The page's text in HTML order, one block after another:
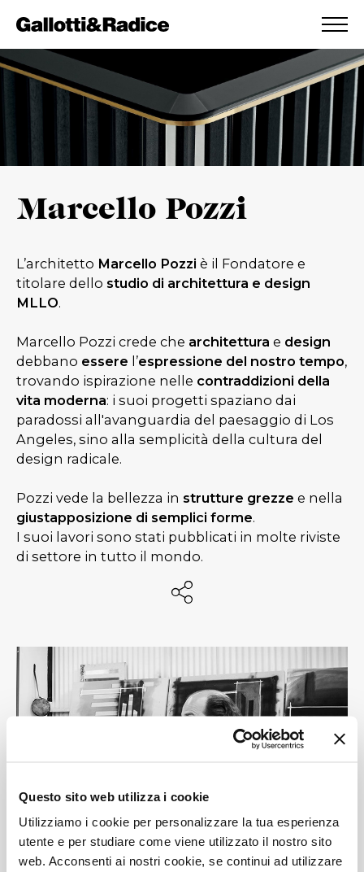
Questo sito web utilizza i cookie
Utilizziamo i cookie per personalizzare la tua esperienza
utente e per studiare come viene utilizzato il nostro sito
web. Acconsenti ai nostri cookie, se continui ad utilizzare
AGGIUNTO ALLA WISHLIST
VEDI LA TUA WISHLIST
Marcello Pozzi
L’architetto Marcello Pozzi è il Fondatore e
titolare dello studio di architettura e design
MLLO.
Marcello Pozzi crede che architettura e design
debbano essere l’espressione del nostro tempo,
trovando ispirazione nelle contraddizioni della
vita moderna: i suoi progetti spaziano dai
paradossi all'avanguardia del paesaggio di Los
Angeles, sino alla semplicità della cultura del
design radicale.
Pozzi vede la bellezza in strutture grezze e nella
giustapposizione di semplici forme.
I suoi lavori sono stati pubblicati in molte riviste
di settore in tutto il mondo.